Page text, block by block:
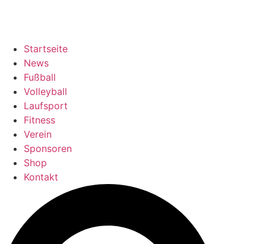
Startseite
News
Fußball
Volleyball
Laufsport
Fitness
Verein
Sponsoren
Shop
Kontakt